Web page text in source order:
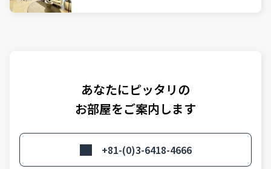
あなたにピッタリの
お部屋をご案内します
+81-(0)3-6418-4666